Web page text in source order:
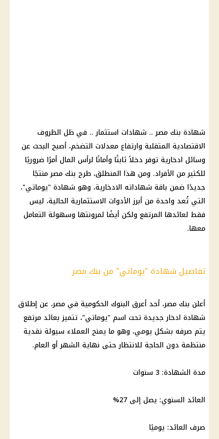
شهادة بنك مصر.. شهادات استثمار.. في ظل الظروف
الاقتصادية المتقلبة وارتفاع معدلات التضخم، أصبح البحث عن
وسائل ادخارية توفر دخلاً ثابتًا وأمانًا لرأس المال أمرًا ضروريًا
للكثير من الأفراد. ومن هذا المنطلق، طرح بنك مصرمنتجًا
جديدًا ضمن باقة شهاداته الادخارية، وهو شهادة "يوماتي"،
التي تُعد واحدة من أبرز الأدوات الاستثمارية الحالية، ليس
فقط لعائدها المرتفع ولكن أيضًا لمرونتها وسهولة التعامل
معها.
تفاصيل شهادة "يوماتي" من بنك مصر
أعلن بنك مصر، أحد أعرق البنوك الحكومية في مصر، عن إطلاق
شهادة ادخارجديدة تحت اسم "يوماتي"، تتميز بعائد مرتفع
يتم صرفه بشكل يومي، وهو ما يمنح العملاء سيولة نقدية
منتظمة دون الحاجة للانتظار حتى نهاية الشهر أو العام.
مدة الشهادة: 3 سنوات
العائد السنوي: يصل إلى 27%
صرف العائد: يوميًا